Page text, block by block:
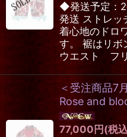
◆発送予定：
発送 ストレッ
着心地のドロ
す。 裾はリボ
ウエスト フ
＜受注商品7
Rose and
77,000円(税